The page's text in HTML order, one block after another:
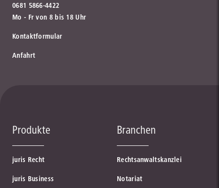
0681 5866-4422
Mo - Fr von 8 bis 18 Uhr
Kontaktformular
Anfahrt
Produkte
juris Recht
juris Business
Branchen
Rechtsanwaltskanzlei
Notariat